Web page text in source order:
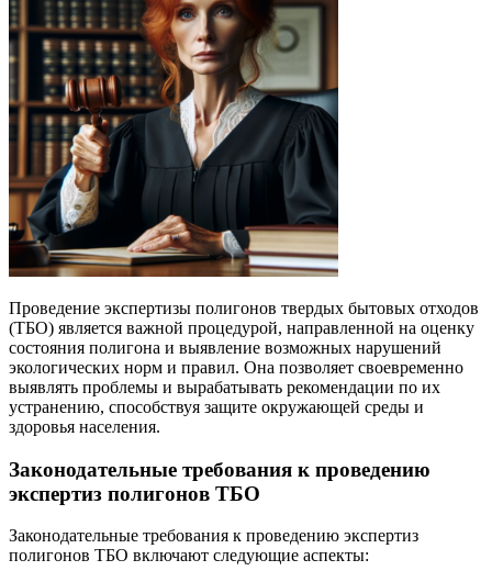
Проведение экспертизы полигонов твердых бытовых отходов
(ТБО) является важной процедурой, направленной на оценку
состояния полигона и выявление возможных нарушений
экологических норм и правил. Она позволяет своевременно
выявлять проблемы и вырабатывать рекомендации по их
устранению, способствуя защите окружающей среды и
здоровья населения.
Законодательные требования к проведению
экспертиз полигонов ТБО
Законодательные требования к проведению экспертиз
полигонов ТБО включают следующие аспекты: